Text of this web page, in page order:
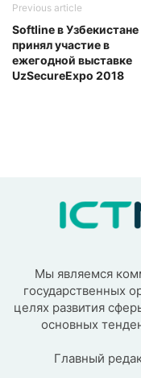
Previous article
Softline в Узбекистане
принял участие в
ежегодной выставке
UzSecureExpo 2018
Мы являемся
государственных
целях развития
основных
Главный